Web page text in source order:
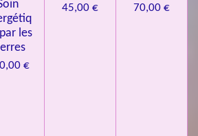
les
€
45,00 € 70,00 €